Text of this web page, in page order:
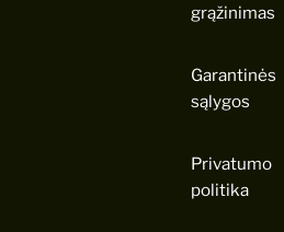
grąžinimas
Garantinės
sąlygos
Privatumo
politika